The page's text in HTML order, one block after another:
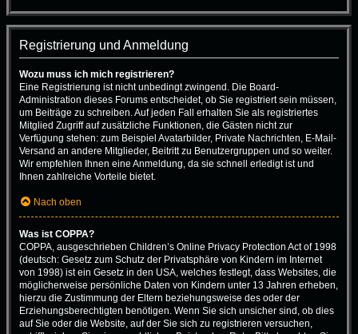
Registrierung und Anmeldung
Wozu muss ich mich registrieren?
Eine Registrierung ist nicht unbedingt zwingend. Die Board-
Administration dieses Forums entscheidet, ob Sie registriert sein müssen,
um Beiträge zu schreiben. Auf jeden Fall erhalten Sie als registriertes
Mitglied Zugriff auf zusätzliche Funktionen, die Gästen nicht zur
Verfügung stehen: zum Beispiel Avatarbilder, Private Nachrichten, E-Mail-
Versand an andere Mitglieder, Beitritt zu Benutzergruppen und so weiter.
Wir empfehlen Ihnen eine Anmeldung, da sie schnell erledigt ist und
Ihnen zahlreiche Vorteile bietet.
Nach oben
Was ist COPPA?
COPPA, ausgeschrieben Children’s Online Privacy Protection Act of 1998
(deutsch: Gesetz zum Schutz der Privatsphäre von Kindern im Internet
von 1998) ist ein Gesetz in den USA, welches festlegt, dass Websites, die
möglicherweise persönliche Daten von Kindern unter 13 Jahren erheben,
hierzu die Zustimmung der Eltern beziehungsweise des oder der
Erziehungsberechtigten benötigen. Wenn Sie sich unsicher sind, ob dies
auf Sie oder die Website, auf der Sie sich zu registrieren versuchen,